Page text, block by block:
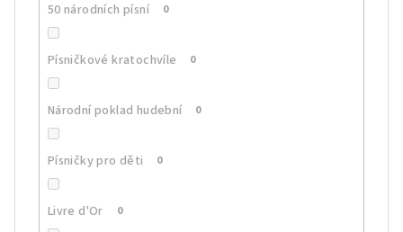
50 národních písní 0
Písničkové kratochvíle 0
Národní poklad hudební 0
Písničky pro děti 0
Livre d'Or 0